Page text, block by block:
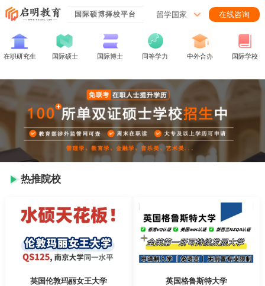
国际硕博择校平台 留学国家 在线咨询
在职研究生 国际硕士 国际博士 同等学力 中外合办 国际学校
热推院校
英国伦敦玛丽女王大学 英国格鲁斯特大学